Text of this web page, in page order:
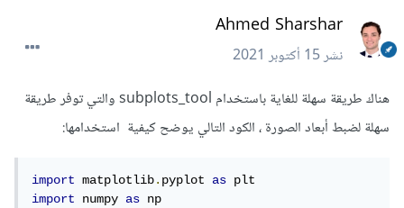
Ahmed Sharshar
نشر15 أكتوبر 2021
هناك طريقة سهلة للغاية باستخدام subplots_tool والتي توفر طريقة
سهلة لضبط أبعاد الصورة ، الكود التالي يوضح كيفية استخدامها:
import matplotlib.pyplot as
import
numpy as np